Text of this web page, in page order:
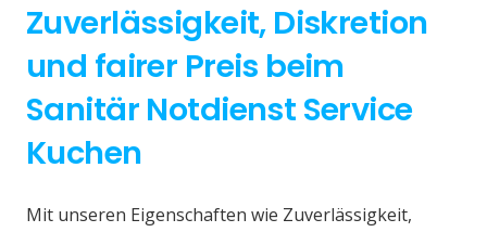
Zuverlässigkeit, Diskretion
und fairer Preis beim
Sanitär Notdienst Service
Kuchen
Mit unseren Eigenschaften wie Zuverlässigkeit,